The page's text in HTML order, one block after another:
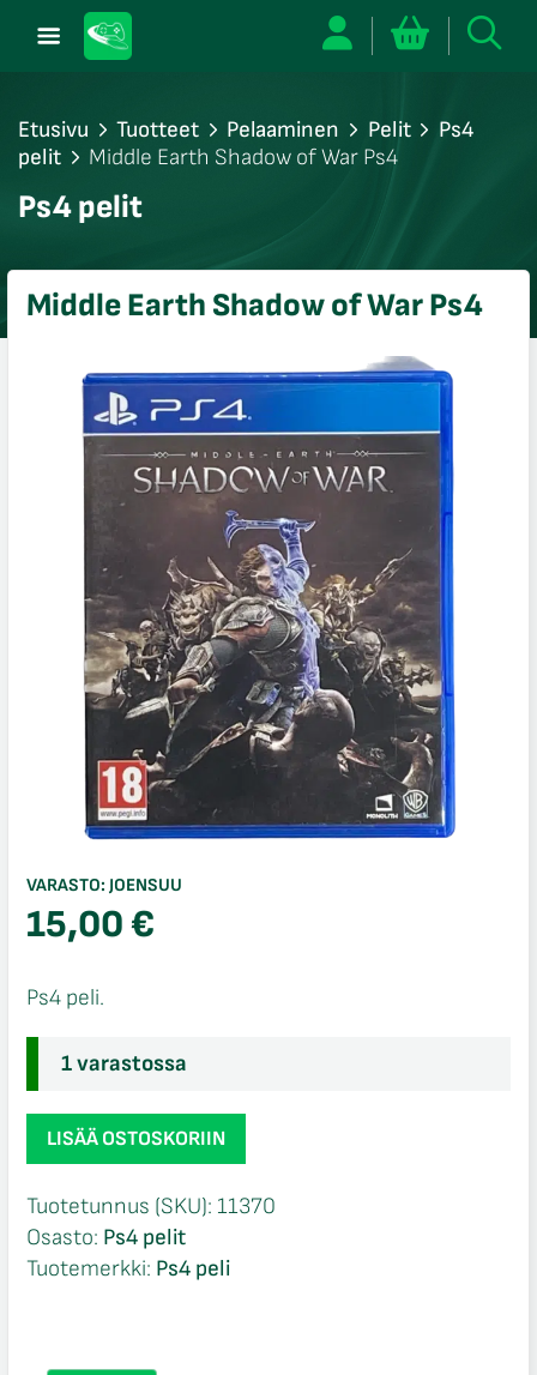
Etusivu Tuotteet Pelaaminen Pelit
Ps4
pelit
Middle Earth Shadow of War Ps4
Ps4 pelit
Middle Earth Shadow of War Ps4
VARASTO: JOENSUU
15,00€
Ps4 peli.
1 varastossa
Middle
Earth
of
War
Ps4
LISÄÄ OSTOSKORIIN
Tuotetunnus (SKU): 11370
Osasto: Ps4 pelit
Tuotemerkki: Ps4 peli
sulje
sulje